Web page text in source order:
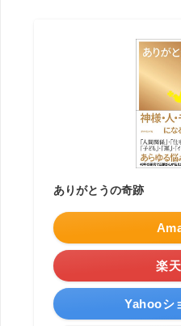
ありがとうの奇跡
楽
Yahooシ